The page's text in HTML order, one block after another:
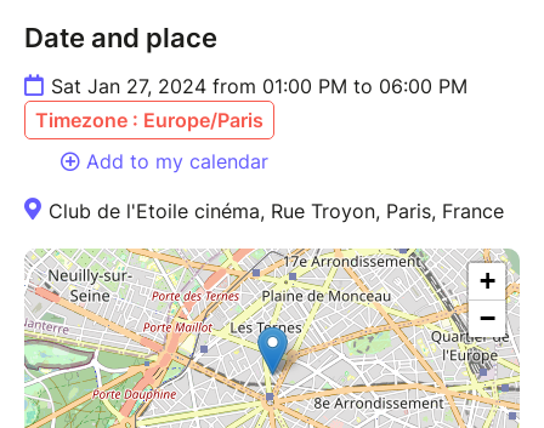
Date and place
Sat Jan 27, 2024 from 01:00 PM to 06:00 PM
Timezone : Europe/Paris
Add to my calendar
Club de l'Etoile cinéma, Rue Troyon, Paris, France
+
−